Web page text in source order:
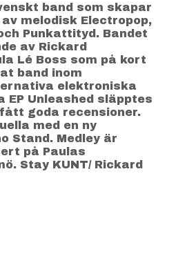
band som skapar
melodisk Electropop,
Punkattityd. Bandet
av Rickard
Lé Boss som på kort
band inom
elektroniska
EP Unleashed släpptes
goda recensioner.
med en ny
Stand. Medley är
på Paulas
Stay KUNT/ Rickard